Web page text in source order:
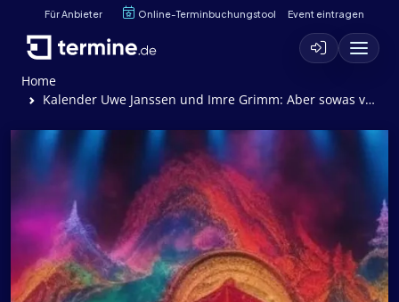
Für Anbieter Online-Terminbuchungstool Event eintragen
Home
Kalender Uwe Janssen und Imre Grimm: Aber sowas von!